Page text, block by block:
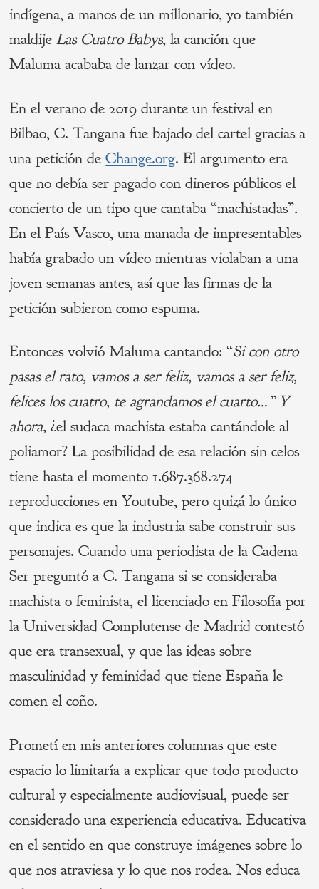
indígena, a manos de un millonario, yo también
maldijeLas Cuatro Babys,la canción que
Maluma acababa de lanzar con vídeo.
En el verano de 2019 durante un festival en
Bilbao, C. Tangana fue bajado del cartel gracias a
una petición deChange.org. El argumento era
que no debía ser pagado con dineros públicos el
concierto de un tipo que cantaba “machistadas”.
En el País Vasco, una manada de impresentables
había grabado un vídeo mientras violaban a una
joven semanas antes, así que las firmas de la
petición subieron como espuma.
Entonces volvió Maluma cantando: “Si con otro
pasas el rato, vamosa ser feliz, vamos a ser feliz,
felicesloscuatro, teagrandamos el cuarto…” Y
ahora,¿el sudaca machista estaba cantándole al
poliamor? La posibilidad de esa relación sin celos
tiene hasta el momento 1.687.368.274
reproducciones en Youtube, pero quizá lo único
que indica es que la industria sabe construir sus
personajes. Cuando una periodista de la Cadena
Ser preguntó a C. Tangana si se consideraba
machista o feminista, el licenciado en Filosofía por
la Universidad Complutense de Madrid contestó
que era transexual, y que las ideas sobre
masculinidad y feminidad que tiene España le
comen el coño.
Prometí en mis anteriores columnas que este
espacio lo limitaría a explicar que todo producto
cultural y especialmente audiovisual, puede ser
considerado una experiencia educativa. Educativa
en el sentido en que construye imágenes sobre lo
que nos atraviesa y lo que nos rodea. Nos educa